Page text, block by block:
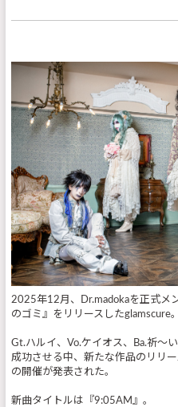
2025年12月、Dr.madokaを正式メ
のゴミ』をリリースしたglamscure。
Gt.ハルイ、Vo.ケイオス、Ba.祈〜
成功させる中、新たな作品のリリ
の開催が発表された。
新曲タイトルは『9:05AM』。